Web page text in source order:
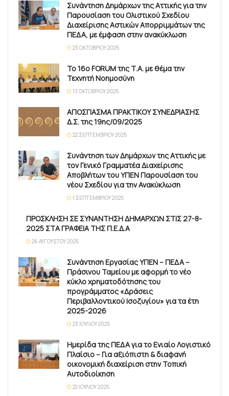
Συνάντηση Δημάρχων της Αττικής για την
Παρουσίαση του Ολιστικού Σχεδίου
Διαχείρισης Αστικών Απορριμμάτων της
ΠΕΔΑ, με έμφαση στην ανακύκλωση
23 ΟΚΤΩΒΡΊΟΥ 2025
Το 16ο FORUM της Τ.Α. με θέμα την
Τεχνητή Νοημοσύνη
13 ΟΚΤΩΒΡΊΟΥ 2025
ΑΠΟΣΠΑΣΜΑ ΠΡΑΚΤΙΚΟΥ ΣΥΝΕΔΡΙΑΣΗΣ
Δ.Σ. της 19ης/09/2025
22 ΣΕΠΤΕΜΒΡΊΟΥ 2025
Συνάντηση των Δημάρχων της Αττικής με
τον Γενικό Γραμματέα Διαχείρισης
Αποβλήτων του ΥΠΕΝ Παρουσίαση του
νέου Σχεδίου για την Ανακύκλωση
1 ΣΕΠΤΕΜΒΡΊΟΥ 2025
ΠΡΟΣΚΛΗΣΗ ΣΕ ΣΥΝΑΝΤΗΣΗ ΔΗΜΑΡΧΩΝ ΣΤΙΣ 27-8-
2025 ΣΤΑ ΓΡΑΦΕΙΑ ΤΗΣ Π.Ε.Δ.Α
26 ΑΥΓΟΎΣΤΟΥ 2025
Συνάντηση Εργασίας ΥΠΕΝ – ΠΕΔΑ –
Πράσινου Ταμείου με αφορμή το νέο
κύκλο χρηματοδότησης του
προγράμματος «Δράσεις
Περιβαλλοντικού Ισοζυγίου» για τα έτη
2025-2026
23 ΙΟΥΛΊΟΥ 2025
Ημερίδα της ΠΕΔΑ για το Ενιαίο Λογιστικό
Πλαίσιο – Για αξιόπιστη & διαφανή
οικονομική διαχείριση στην Τοπική
Αυτοδιοίκηση
22 ΙΟΥΛΊΟΥ 2025